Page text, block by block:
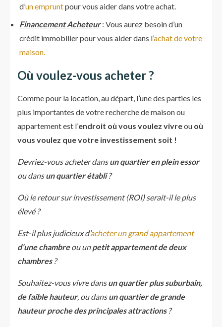
d’un empruntpour vous aider dans votre achat.
Financement Acheteur: Vous aurez besoin d’un
crédit immobilier pour vous aider dans l’achat de votre
maison.
Où voulez-vous acheter ?
Comme pour la location, au départ, l’une des parties les
plus importantes de votre recherche de maison ou
appartement est l’endroit où vous voulez vivreou où
vous voulez que votre investissement soit !
Devriez-vous acheter dansun quartier en plein essor
ou dansun quartier établi?
Où le retour sur investissement (ROI) serait-il le plus
élevé ?
Est-il plus judicieux d’acheter un grand appartement
d’une chambreou unpetit appartement de deux
chambres?
Souhaitez-vous vivre dansun quartier plus suburbain,
de faible hauteur, ou dansun quartier de grande
hauteur proche des principales attractions?